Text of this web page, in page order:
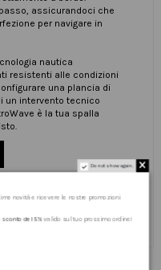
assicurandoci che
per navigare in
nautica
resistenti alle condizioni
una plancia di
un intervento tecnico
è la tua spalla
Do not show again.
novità e ricevere le nostre promozioni
sconto del 5% valido sul tuo prossimo ordine!